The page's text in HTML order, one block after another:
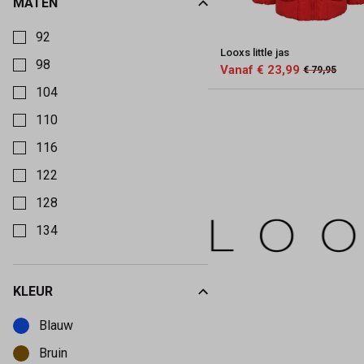
92
98
104
110
116
122
128
134
KLEUR
Blauw
Bruin
Looxs little jas
Vanaf € 23,99 € 79,95